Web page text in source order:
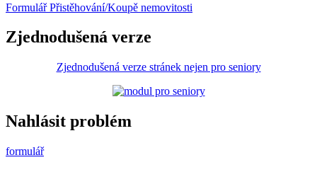
Formulář Přistěhování/Koupě nemovitosti
Zjednodušená verze
Zjednodušená verze stránek nejen pro seniory
Nahlásit problém
formulář